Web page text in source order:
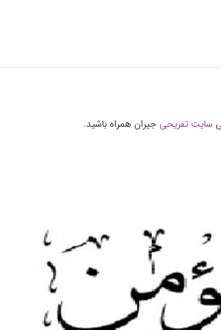
سایت تفریحی جیران همراه باشید.